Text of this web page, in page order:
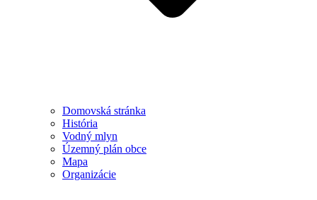
Domovská stránka
História
Vodný mlyn
Územný plán obce
Mapa
Organizácie